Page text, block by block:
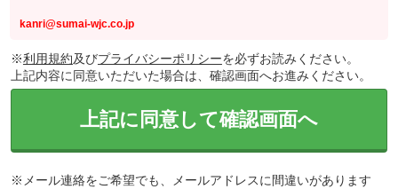
kanri@sumai-wjc.co.jp
※利用規約及びプライバシーポリシーを必ずお読みください。
上記内容に同意いただいた場合は、確認画面へお進みください。
上記に同意して確認画面へ
※メール連絡をご希望でも、メールアドレスに間違いがあります